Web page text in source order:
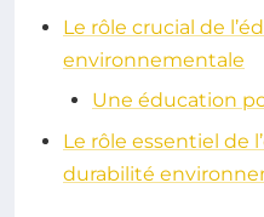
Le rôle crucial de
environnementale
Une éducation
Le rôle essentiel de
durabilité